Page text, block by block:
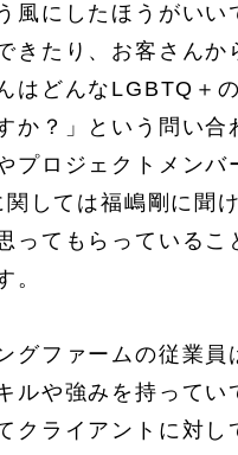
風にしたほうがいい
きたり、お客さんか
はどんなLGBTQ＋
か？」という問い合
プロジェクトメンバ
関しては福嶋剛に聞
ってもらっているこ
。
グファームの従業員
ルや強みを持ってい
クライアントに対し